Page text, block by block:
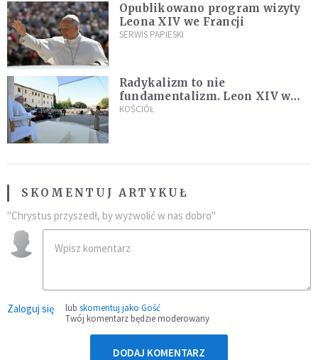
Opublikowano program wizyty
Leona XIV we Francji
SERWIS PAPIESKI
Radykalizm to nie
fundamentalizm. Leon XIV w
Asyżu
KOŚCIÓŁ
SKOMENTUJ ARTYKUŁ
"Chrystus przyszedł, by wyzwolić w nas dobro"
Zaloguj się lub skomentuj jako Gość
Twój komentarz będzie moderowany
DODAJ KOMENTARZ